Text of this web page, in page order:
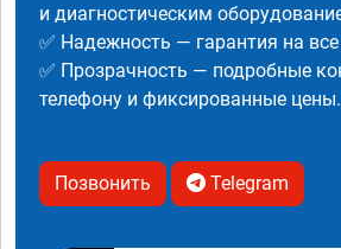
и диагностическим
✅ Надежность — гарантия на
✅ Прозрачность — подробные
телефону и фиксированные цены.
Позвонить Telegram